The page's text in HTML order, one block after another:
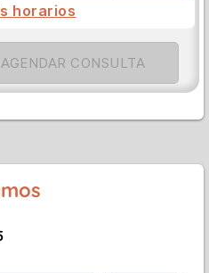
horarios
AGENDAR CONSULTA